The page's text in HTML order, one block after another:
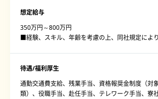
想定給与
350万円～800万円
■経験、スキル、年齢を考慮の上、同社規定によ
待遇/福利厚生
通勤交通費支給、残業手当、資格報奨金制度（対
類）、役職手当、赴任手当、テレワーク手当、寮